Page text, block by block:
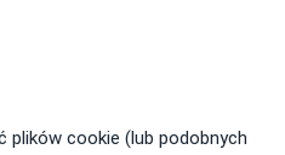
plików cookie (lub podobnych